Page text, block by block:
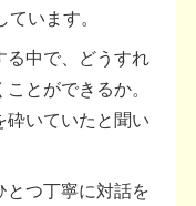
います。
る中で、どうすれ
とができるか。
いていたと聞い
とつ丁寧に対話を